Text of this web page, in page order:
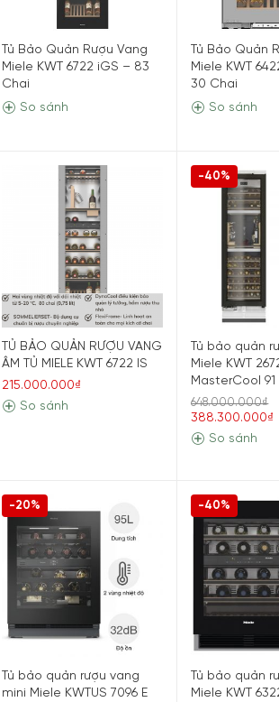
Tủ Bảo Quản Rượu Vang
Miele KWT 6722 iGS – 83
Chai
So sánh
Tủ Bảo Quản
Miele KWT
30 Chai
So sánh
TỦ BẢO QUẢN RƯỢU VANG
ÂM TỦ MIELE KWT 6722 IS
215.000.000₫
So sánh
-40%
Tủ bảo quản
Miele KWT
MasterCool
648.000.000₫
388.300.000₫
So sánh
-20%
Tủ bảo quản rượu vang
mini Miele KWTUS 7096 E
-40%
Tủ bảo quản
Miele KWT